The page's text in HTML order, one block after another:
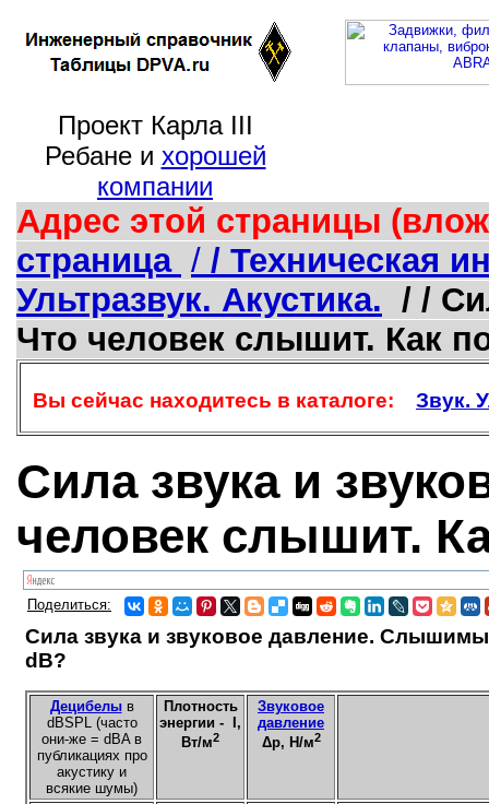
Проект Карла III
Ребане и хорошей
компании
Адрес этой страницы
страница / / Техническая
Ультразвук. Акустика. / /
Что человек слышит. Как
Вы сейчас находитесь в каталоге: Звук.
Сила звука и
человек слышит.
Поделиться:
Сила звука и звуковое давление.
dB?
Децибелы в
dBSPL (часто
они-же = dBA в
публикациях про
акустику и
всякие шумы)
Плотность
энергии - I,
Вт/м2
Звуковое
давление
Δp, Н/м2